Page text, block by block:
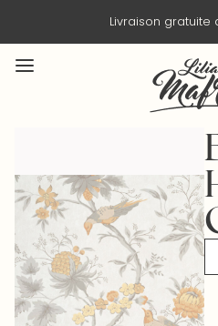
Livraison gratuite